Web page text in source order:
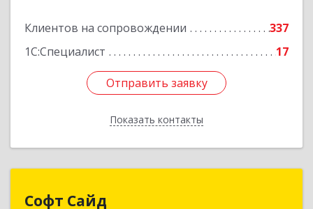
Клиентов на сопровождении
337
1С:Специалист
17
Отправить заявку
Показать контакты
Отправить заявку
Назад
Софт Сайд